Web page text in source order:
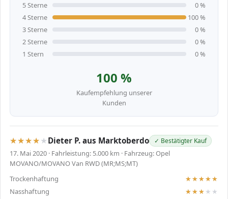
5 Sterne
0 %
4 Sterne
100 %
3 Sterne
0 %
2 Sterne
0 %
1 Stern
0 %
100 %
Kaufempfehlung unserer
Kunden
Dieter P. aus Marktoberdo ✓ Bestätigter Kauf
17. Mai 2020 · Fahrleistung: 5.000 km · Fahrzeug: Opel
MOVANO/MOVANO Van RWD (MR;MS;MT)
Trockenhaftung
Nasshaftung